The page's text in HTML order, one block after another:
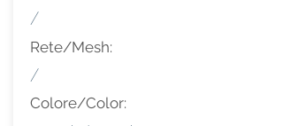
/
Rete/Mesh:
/
Colore/Color: